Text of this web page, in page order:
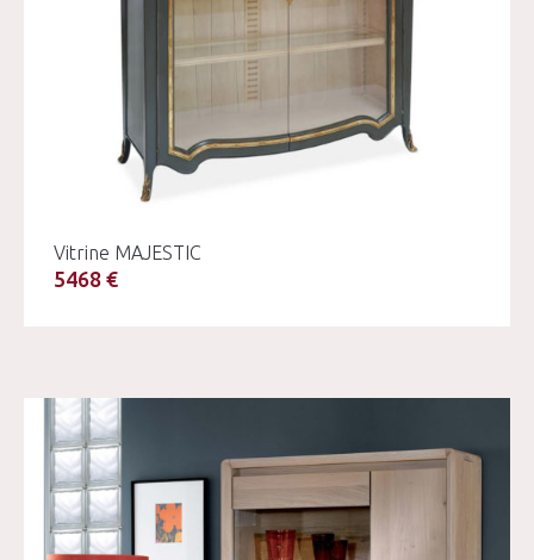
Vitrine MAJESTIC
5468 €